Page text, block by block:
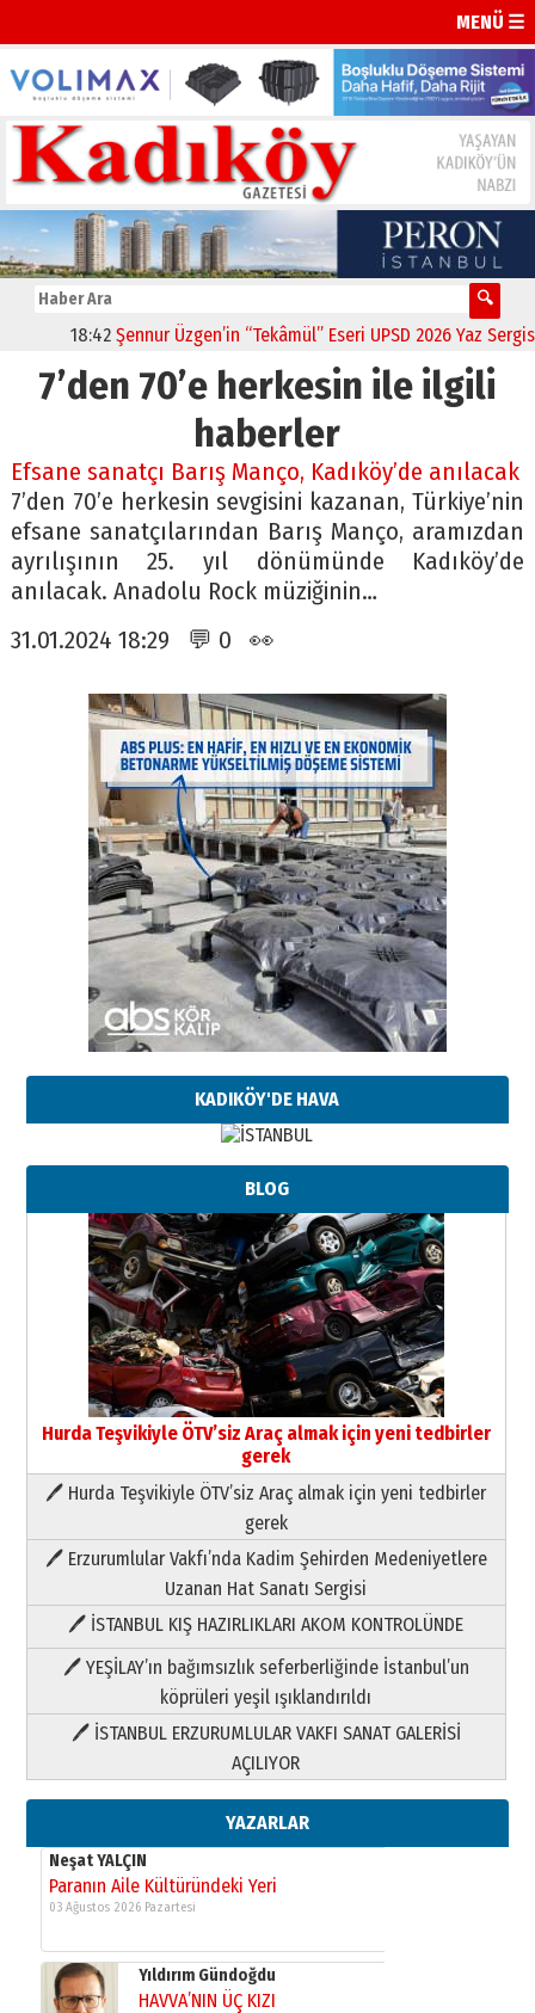
MENÜ ☰
18:42 Şennur Üzgen’in “Tekâmül” Eseri UPSD 2026 Yaz
7’den 70’e herkesin ile ilgili
haberler
Efsane sanatçı Barış Manço, Kadıköy’de anılacak
7’den 70’e herkesin sevgisini kazanan, Türkiye’nin
efsane sanatçılarından Barış Manço, aramızdan
ayrılışının 25. yıl dönümünde Kadıköy’de
anılacak. Anadolu Rock müziğinin…
31.01.2024 18:29 💬 0 👀
KADIKÖY'DE HAVA
BLOG
Hurda Teşvikiyle ÖTV’siz Araç almak için yeni tedbirler
gerek
🖊 Hurda Teşvikiyle ÖTV’siz Araç almak için yeni tedbirler
gerek
🖊 Erzurumlular Vakfı’nda Kadim Şehirden Medeniyetlere
Uzanan Hat Sanatı Sergisi
🖊 İSTANBUL KIŞ HAZIRLIKLARI AKOM KONTROLÜNDE
🖊 YEŞİLAY’ın bağımsızlık seferberliğinde İstanbul’un
köprüleri yeşil ışıklandırıldı
🖊 İSTANBUL ERZURUMLULAR VAKFI SANAT GALERİSİ
AÇILIYOR
YAZARLAR
Paranın Aile Kültüründeki Yeri
03 Ağustos 2026 Pazartesi
Yıldırım Gündoğdu
HAVVA’NIN ÜÇ KIZI
09 Temmuz 2026 Perşembe
Yusuf POLAT
Şampiyonluk Sebahattin Şirin’e
11 Mayıs 2026 Pazartesi
Neşat YALÇIN
Paranın Aile Kültüründeki Yeri
03 Ağustos 2026 Pazartesi
Yıldırım Gündoğdu
HAVVA’NIN ÜÇ KIZI